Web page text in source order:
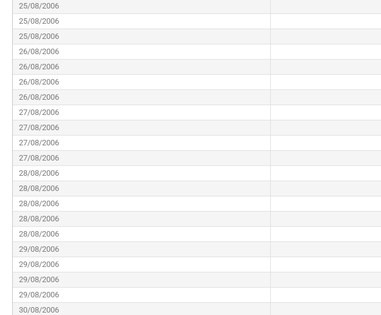
25/08/2006
25/08/2006
25/08/2006
26/08/2006
26/08/2006
26/08/2006
26/08/2006
27/08/2006
27/08/2006
27/08/2006
27/08/2006
28/08/2006
28/08/2006
28/08/2006
28/08/2006
28/08/2006
29/08/2006
29/08/2006
29/08/2006
29/08/2006
30/08/2006